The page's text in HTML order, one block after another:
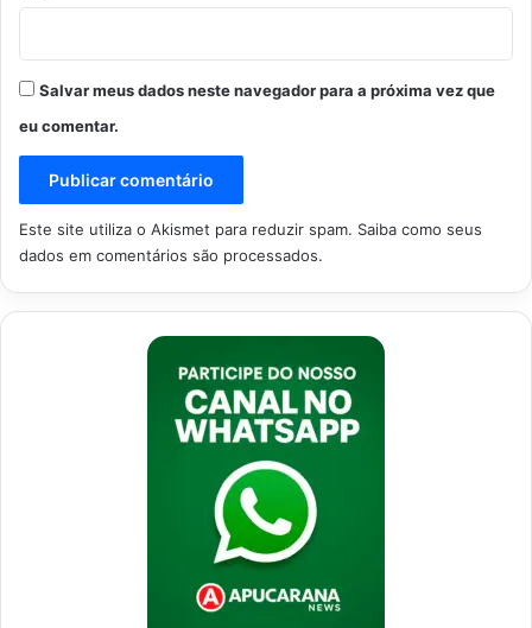
Salvar meus dados neste navegador para a próxima vez que
eu comentar.
Este site utiliza o Akismet para reduzir spam. Saiba como seus
dados em comentários são processados.